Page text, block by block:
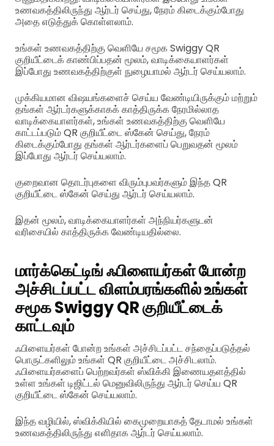
உணவகத்திலிருந்து ஆர்டர் செய்து, நேரம் கிடைக்கும்போது
அதை எடுத்துக் கொள்ளலாம்.
உங்கள் உணவகத்திற்கு வெளியே சமூக Swiggy QR
குறியீட்டைக் காண்பிப்பதன் மூலம், வாடிக்கையாளர்கள்
இப்போது உணவகத்திற்குள் நுழையாமல் ஆர்டர் செய்யலாம்.
முக்கியமான விஷயங்களைச் செய்ய வேண்டியிருக்கும் மற்றும்
தங்கள் ஆர்டர்களுக்காகக் காத்திருக்க நேரமில்லாத
வாடிக்கையாளர்கள், உங்கள் உணவகத்திற்கு வெளியே
காட்டப்படும் QR குறியீட்டை ஸ்கேன் செய்து, நேரம்
கிடைக்கும்போது தங்கள் ஆர்டர்களைப் பெறுவதன் மூலம்
இப்போது ஆர்டர் செய்யலாம்.
குறைவான தொடர்புகளை விரும்புபவர்களும் இந்த QR
குறியீட்டை ஸ்கேன் செய்து ஆர்டர் செய்யலாம்.
இதன் மூலம், வாடிக்கையாளர்கள் அந்நியர்களுடன்
வரிசையில் காத்திருக்க வேண்டியதில்லை.
மார்க்கெட்டிங் ஃபிளையர்கள் போன்ற
அச்சிடப்பட்ட விளம்பரங்களில் உங்கள்
சமூக Swiggy QR குறியீட்டைக்
காட்டவும்
ஃபிளையர்கள் போன்ற உங்கள் அச்சிடப்பட்ட சந்தைப்படுத்தல்
பொருட்களிலும் உங்கள் QR குறியீட்டை அச்சிடலாம்.
ஃபிளையர்களைப் பெற்றவர்கள் ஸ்விக்கி இணையதளத்தில்
உள்ள உங்கள் டிஜிட்டல் மெனுவிலிருந்து ஆர்டர் செய்ய QR
குறியீட்டை ஸ்கேன் செய்யலாம்.
இந்த வழியில், ஸ்விக்கியில் கைமுறையாகத் தேடாமல் உங்கள்
உணவகத்திலிருந்து எளிதாக ஆர்டர் செய்யலாம்.